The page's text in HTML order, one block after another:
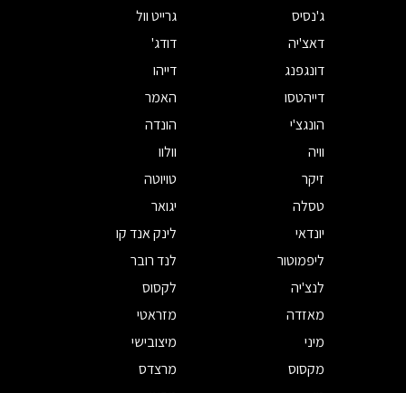
ג'נסיס
גרייט וול
דאצ'יה
דודג'
דונגפנג
דייהו
דייהטסו
האמר
הונגצ'י
הונדה
וויה
וולוו
זיקר
טויוטה
טסלה
יגואר
יונדאי
לינק אנד קו
ליפמוטור
לנד רובר
לנצ'יה
לקסוס
מאזדה
מזראטי
מיני
מיצובישי
מקסוס
מרצדס